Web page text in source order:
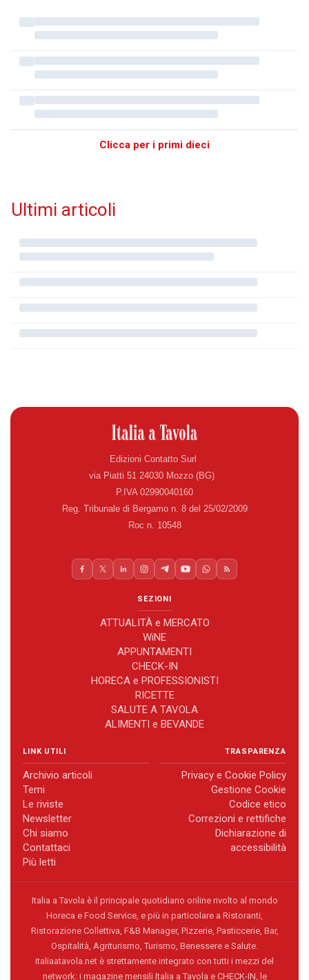
Clicca per i primi dieci
Ultimi articoli
Edizioni Contatto Surl
via Piatti 51 24030 Mozzo (BG)
P.IVA 02990040160
Reg. Tribunale di Bergamo n. 8 del 25/02/2009
Roc n. 10548
SEZIONI
ATTUALITÀ e MERCATO
WiNE
APPUNTAMENTI
CHECK-IN
HORECA e PROFESSIONISTI
RICETTE
SALUTE A TAVOLA
ALIMENTI e BEVANDE
LINK UTILI
Archivio articoli
Temi
Le riviste
Newsletter
Chi siamo
Contattaci
Più letti
TRASPARENZA
Privacy e Cookie Policy
Gestione Cookie
Codice etico
Correzioni e rettifiche
Dichiarazione di
accessibilità
Italia a Tavola è il principale quotidiano online rivolto al mondo
Horeca e Food Service, e più in particolare a Ristoranti,
Ristorazione Collettiva, F&B Manager, Pizzerie, Pasticcerie, Bar,
Ospitalità, Agriturismo, Turismo, Benessere e Salute.
italiaatavola.net è strettamente integrato con tutti i mezzi del
network: i magazine mensili Italia a Tavola e CHECK-IN, le